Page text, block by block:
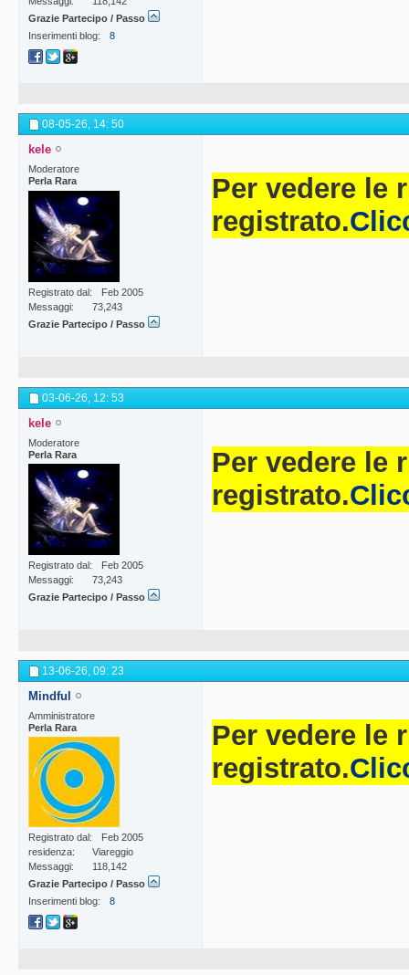
Grazie Partecipo / Passo
Inserimenti blog
8
08-05-26, 14: 50
kele
Moderatore
Perla Rara
Registrato dal
Feb 2005
Messaggi
73,243
Grazie Partecipo / Passo
Per vedere le
registrato.
03-06-26, 12: 53
kele
Moderatore
Perla Rara
Registrato dal
Feb 2005
Messaggi
73,243
Grazie Partecipo / Passo
Per vedere le
registrato.
13-06-26, 09: 23
Mindful
Amministratore
Perla Rara
Registrato dal
Feb 2005
residenza
Viareggio
Messaggi
118,142
Grazie Partecipo / Passo
Inserimenti blog
8
Per vedere le
registrato.